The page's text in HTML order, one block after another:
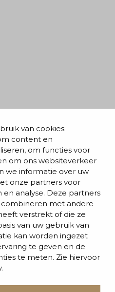
van cookies
content en
om functies voor
om ons websiteverkeer
we informatie over uw
onze partners voor
en analyse. Deze partners
met andere
verstrekt of die ze
van uw gebruik van
kan worden ingezet
te geven en de
te meten. Zie hiervoor